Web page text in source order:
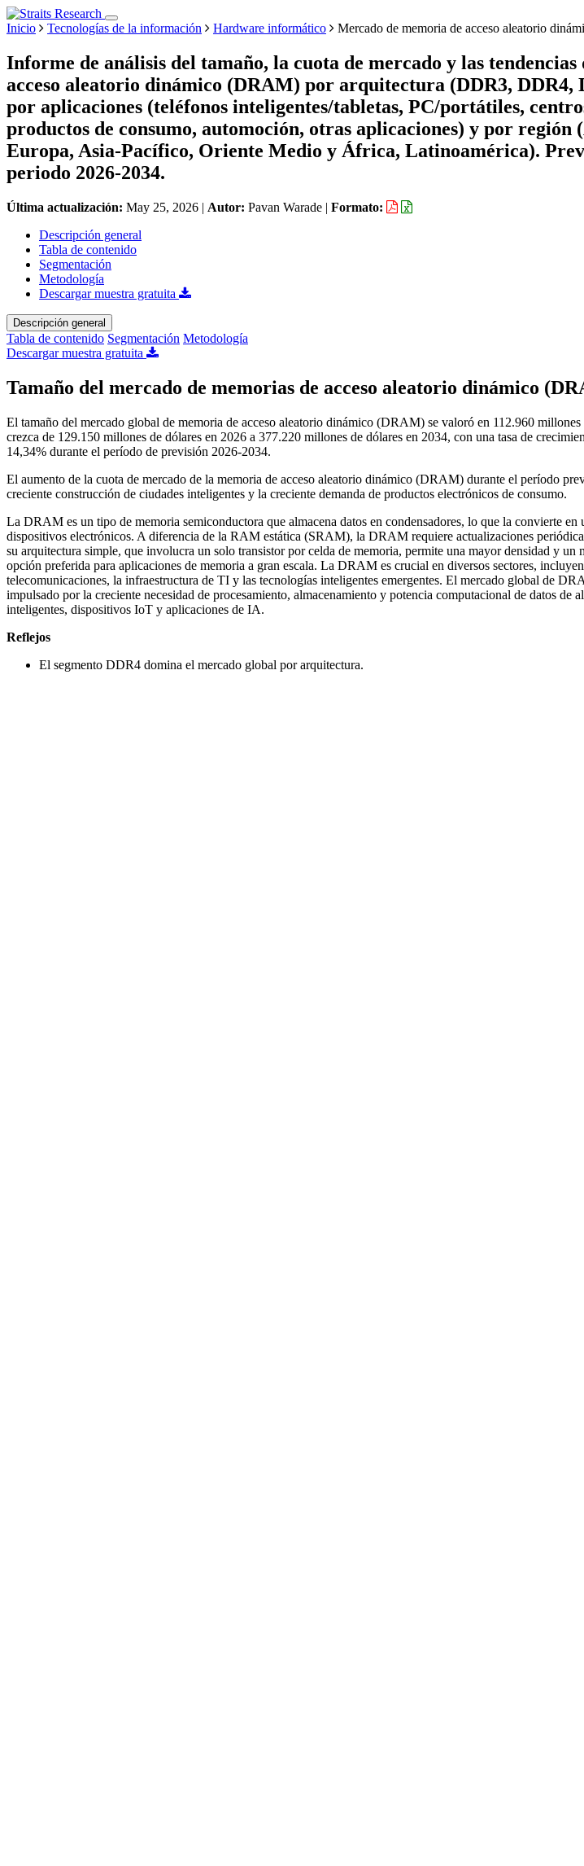
Inicio Tecnologías de la información Hardware informático Mercado de memoria de acceso aleatorio
Informe de análisis del tamaño, la cuota de mercado y las tendencias
acceso aleatorio dinámico (DRAM) por arquitectura (DDR3, DDR4,
por aplicaciones (teléfonos inteligentes/tabletas, PC/portátiles,
productos de consumo, automoción, otras aplicaciones) y por región
Europa, Asia-Pacífico, Oriente Medio y África, Latinoamérica).
periodo 2026-2034.
Última actualización: May 25, 2026 | Autor: Pavan Warade | Formato:
Descripción general
Tabla de contenido
Segmentación
Metodología
Descargar muestra gratuita
Descripción general
Tabla de contenido Segmentación Metodología
Descargar muestra gratuita
Tamaño del mercado de memorias de acceso aleatorio dinámico
El tamaño del mercado global de memoria de acceso aleatorio dinámico (DRAM) se valoró en 112.960 millones
crezca de 129.150 millones de dólares en 2026 a 377.220 millones de dólares en 2034, con una tasa de
14,34% durante el período de previsión 2026-2034.
El aumento de la cuota de mercado de la memoria de acceso aleatorio dinámico (DRAM) durante el período
creciente construcción de ciudades inteligentes y la creciente demanda de productos electrónicos de consumo.
La DRAM es un tipo de memoria semiconductora que almacena datos en condensadores, lo que la convierte en
dispositivos electrónicos. A diferencia de la RAM estática (SRAM), la DRAM requiere actualizaciones
su arquitectura simple, que involucra un solo transistor por celda de memoria, permite una mayor densidad y un
opción preferida para aplicaciones de memoria a gran escala. La DRAM es crucial en diversos sectores,
telecomunicaciones, la infraestructura de TI y las tecnologías inteligentes emergentes. El mercado global de
impulsado por la creciente necesidad de procesamiento, almacenamiento y potencia computacional de datos de
inteligentes, dispositivos IoT y aplicaciones de IA.
Reflejos
El segmento DDR4 domina el mercado global por arquitectura.